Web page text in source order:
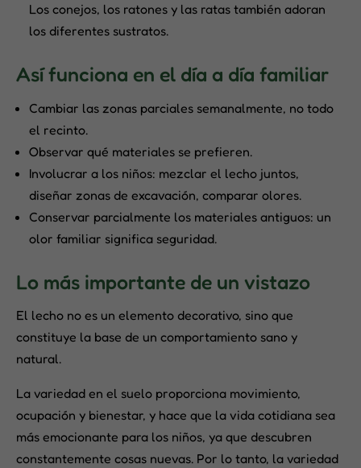
Los conejos, los ratones y las ratas también adoran
los diferentes sustratos.
Así funciona en el día a día familiar
Cambiar las zonas parciales semanalmente, no todo
el recinto.
Observar qué materiales se prefieren.
Involucrar a los niños: mezclar el lecho juntos,
diseñar zonas de excavación, comparar olores.
Conservar parcialmente los materiales antiguos: un
olor familiar significa seguridad.
Lo más importante de un vistazo
El lecho no es un elemento decorativo, sino que
constituye la base de un comportamiento sano y
natural.
La variedad en el suelo proporciona movimiento,
ocupación y bienestar, y hace que la vida cotidiana sea
más emocionante para los niños, ya que descubren
constantemente cosas nuevas. Por lo tanto, la variedad